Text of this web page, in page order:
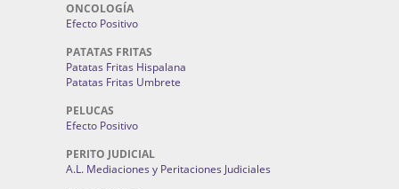
ONCOLOGÍA
Efecto Positivo
PATATAS FRITAS
Patatas Fritas Hispalana
Patatas Fritas Umbrete
PELUCAS
Efecto Positivo
PERITO JUDICIAL
A.L. Mediaciones y Peritaciones Judiciales